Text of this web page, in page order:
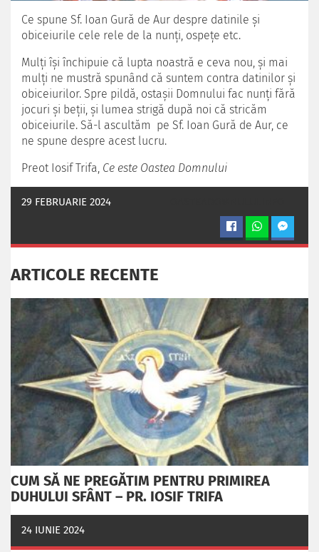
Ce spune Sf. Ioan Gură de Aur despre datinile şi
obiceiurile cele rele de la nunţi, ospeţe etc.
Mulţi îşi închipuie că lupta noastră e ceva nou, şi mai
mulţi ne mustră spunând că suntem contra datinilor şi
obiceiurilor. Spre pildă, ostaşii Domnului fac nunţi fără
jocuri şi beţii, şi lumea strigă după noi că stricăm
obiceiurile. Să-l ascultăm pe Sf. Ioan Gură de Aur, ce
ne spune despre acest lucru.
Preot Iosif Trifa, Ce este Oastea Domnului
29 FEBRUARIE 2024
ARTICOLE RECENTE
CUM SĂ NE PREGĂTIM PENTRU PRIMIREA
DUHULUI SFÂNT – PR. IOSIF TRIFA
24 IUNIE 2024